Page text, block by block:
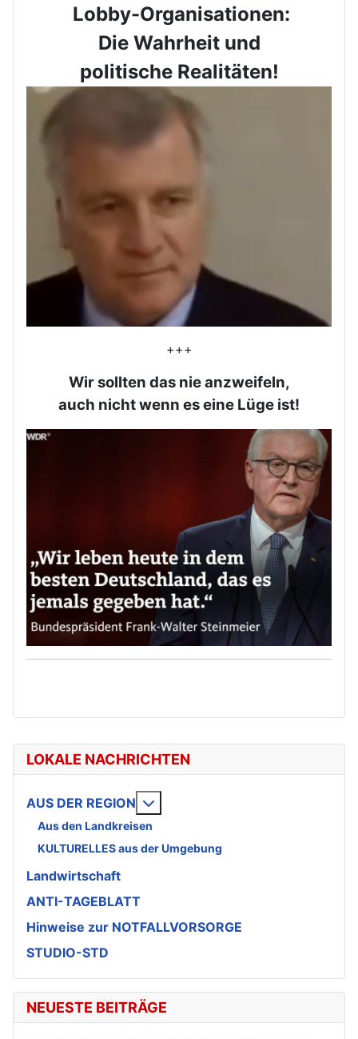
LOKALE NACHRICHTEN
AUS DER REGION
Aus den Landkreisen
KULTURELLES aus der Umgebung
Landwirtschaft
ANTI-TAGEBLATT
Hinweise zur NOTFALLVORSORGE
STUDIO-STD
NEUESTE BEITRÄGE
Lobby-Organisationen:
Die Wahrheit und
politische Realitäten!
+++
Wir sollten das nie anzweifeln,
auch nicht wenn es eine Lüge ist!